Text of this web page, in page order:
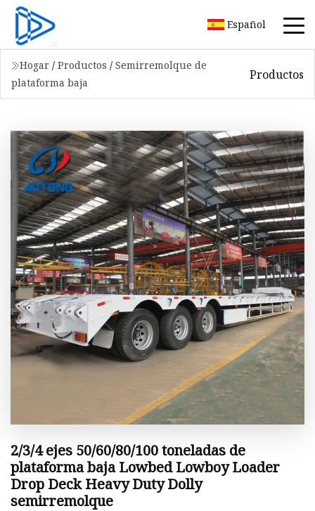
Español
Hogar / Productos / Semirremolque de
plataforma baja
Productos
2/3/4 ejes 50/60/80/100 toneladas de
plataforma baja Lowbed Lowboy Loader
Drop Deck Heavy Duty Dolly
semirremolque